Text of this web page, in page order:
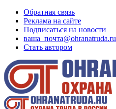
Обратная связь
Реклама на сайте
Подписаться на новости
ваша_почта@ohranatruda.ru
Стать автором